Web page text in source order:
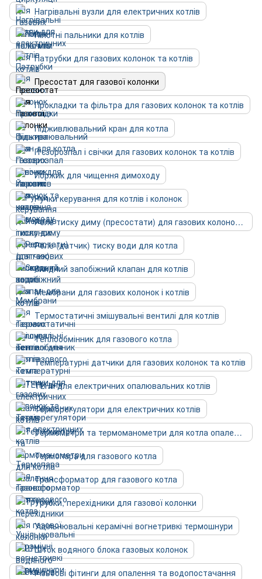
Нагрівальні вузли для електричних котлів
Пілотні пальники для котлів
Патрубки для газових колонок та котлів
Пресостат для газової колонки
Прокладки та фільтра для газових колонок та котлів
Підживлювальний кран для котла
П'єзорозпал і свічки для газових колонок та котлів
Йоржик для чищення димоходу
Ручки керування для котлів і колонок
Реле тиску диму (пресостати) для газових колонок та котлів
Реле (датчик) тиску води для котла
Скидний запобіжний клапан для котлів
Мембрани для газових колонок і котлів
Термостатичні змішувальні вентилі для котлів
Теплообмінник для газового котла
Температурні датчики для газових колонок та котлів
ТЕНи для електричних опалювальних котлів
Терморегулятори для електричних котлів
Термометри та термоманометри для котла опалення
Термопара для газового котла
Трансформатор для газового котла
Трубки, перехідники для газової колонки
Ущільнювальні керамічні вогнетривкі термошнури
Шток водяного блока газовых колонок
Різьбові фітинги для опалення та водопостачання